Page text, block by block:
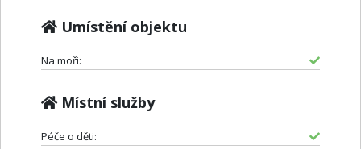
Umístění objektu
Na moři:
Místní služby
Péče o děti: